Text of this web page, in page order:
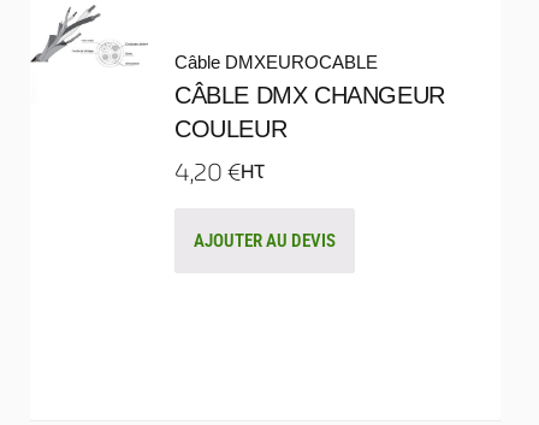
Câble DMXEUROCABLE
CÂBLE DMX CHANGEUR
COULEUR
4,20€HT
AJOUTER AU DEVIS